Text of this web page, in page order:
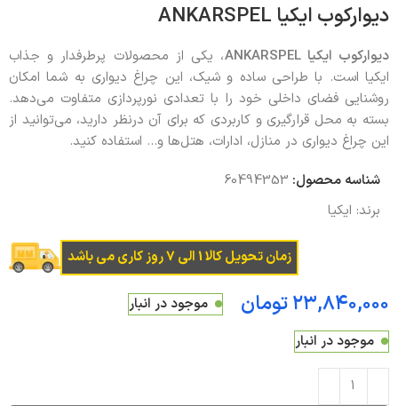
دیوارکوب ایکیا ANKARSPEL
دیوارکوب ایکیا ANKARSPEL
، یکی از محصولات پرطرفدار و جذاب
ایکیا است. با طراحی ساده و شیک، این چراغ دیواری به شما امکان
روشنایی فضای داخلی خود را با تعدادی نورپردازی متفاوت می‌دهد.
بسته به محل قرارگیری و کاربردی که برای آن درنظر دارید، می‌توانید از
این چراغ دیواری در منازل، ادارات، هتل‌ها و… استفاده کنید.
شناسه محصول: 60494353
برند: ایکیا
زمان تحویل کالا 1 الی 7 روز کاری می باشد
تومان
موجود در انبار
موجود در انبار